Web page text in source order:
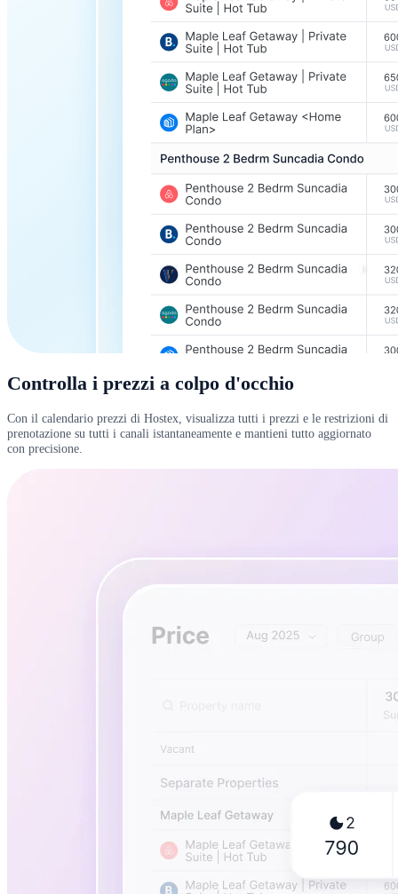
Controlla i prezzi a colpo d'occhio
Con il calendario prezzi di Hostex, visualizza tutti i prezzi e le restrizioni di
prenotazione su tutti i canali istantaneamente e mantieni tutto aggiornato
con precisione.